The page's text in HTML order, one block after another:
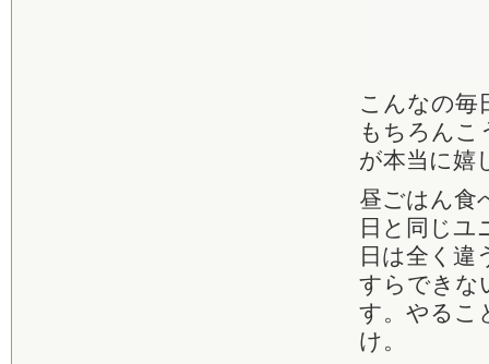
こんなの毎
もちろん
が本当に嬉
昼ごはん食
日と同じユ
日は全く違
すらできな
す。やるこ
け。